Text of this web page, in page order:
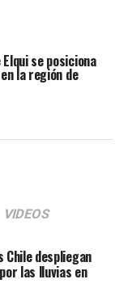
se posiciona
la región de
VIDEOS
Chile despliegan
las lluvias en